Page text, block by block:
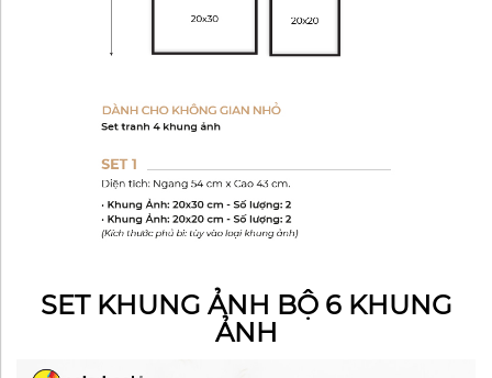
SET KHUNG ẢNH BỘ 6 KHUNG
ẢNH